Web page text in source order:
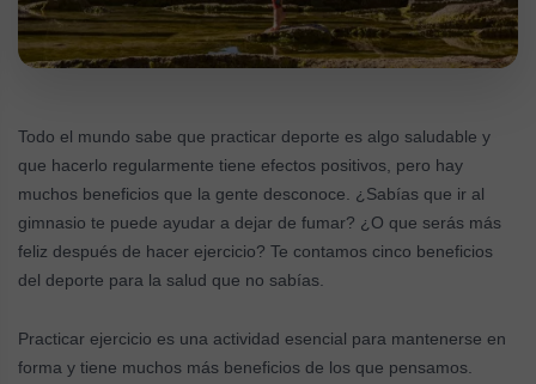
Todo el mundo sabe que practicar deporte es algo saludable y
que hacerlo regularmente tiene efectos positivos, pero hay
muchos beneficios que la gente desconoce. ¿Sabías que ir al
gimnasio te puede ayudar a dejar de fumar? ¿O que serás más
feliz después de hacer ejercicio? Te contamos cinco beneficios
del deporte para la salud que no sabías.
Practicar ejercicio es una actividad esencial para mantenerse en
forma y tiene muchos más beneficios de los que pensamos.